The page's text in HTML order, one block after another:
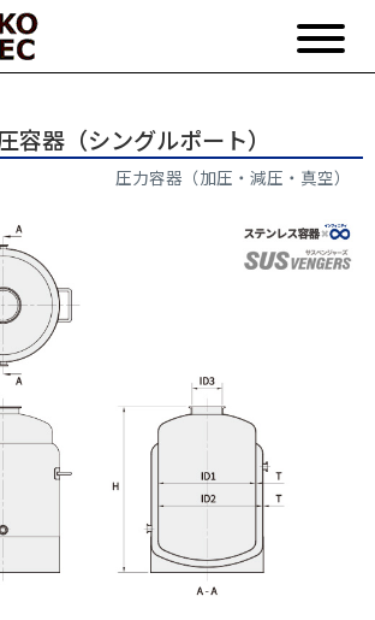
容器（シングルポート）
圧力容器（加圧・減圧・真空）